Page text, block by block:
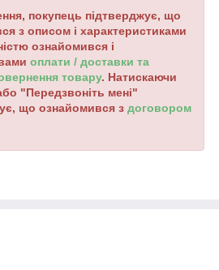
покупець підтверджує, що
з описом і характеристиками
ознайомився і
оплати / доставки та
товару. Натискаючи
"Передзвоніть мені"
що ознайомився з договором